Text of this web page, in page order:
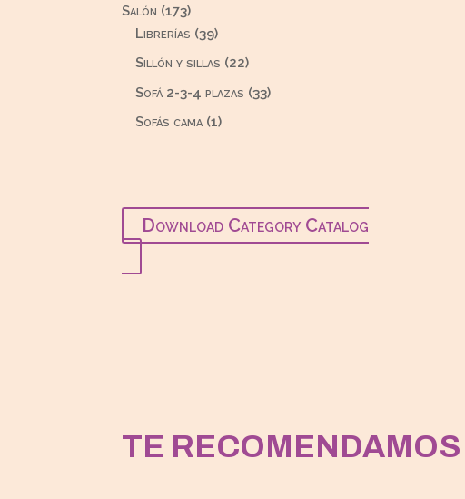
Salón 173173
productos
Librerías 3939
productos
Sillón y sillas 2222
productos
Sofá 2-3-4 plazas 3333
Sofás cama 11
Download Category Catalog
TE RECOMENDAMOS